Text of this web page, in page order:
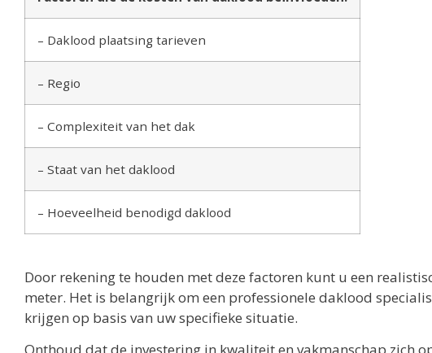
– Daklood plaatsing tarieven
– Regio
– Complexiteit van het dak
– Staat van het daklood
– Hoeveelheid benodigd daklood
Door rekening te houden met deze factoren kunt u een
meter. Het is belangrijk om een professionele daklood
krijgen op basis van uw specifieke situatie.